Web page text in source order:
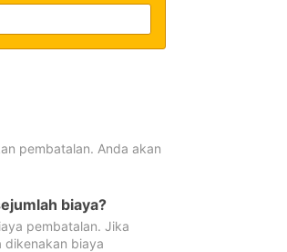
pembatalan. Anda akan
biaya?
pembatalan. Jika
dikenakan biaya